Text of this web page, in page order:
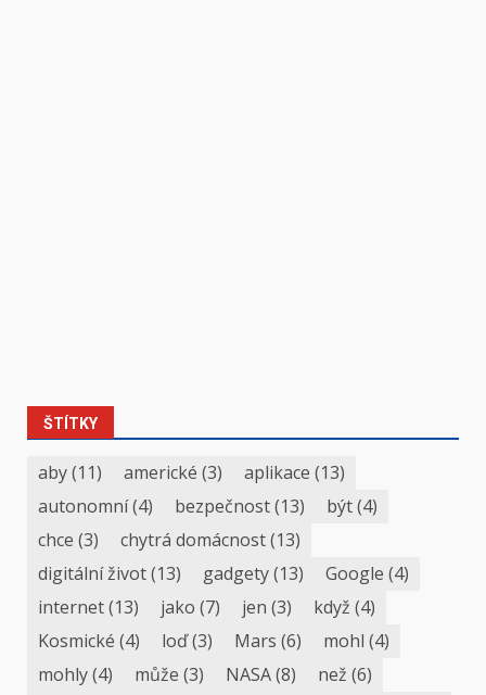
ŠTÍTKY
aby(11) americké (3) aplikace (13)
autonomní(4) bezpečnost(13) být(4)
chce (3) chytrá domácnost(13)
digitální život(13) gadgety(13) Google (4)
internet(13) jako (7) jen (3) když (4)
Kosmické (4) loď(3) Mars (6) mohl (4)
mohly(4) může (3) NASA(8) než (6)